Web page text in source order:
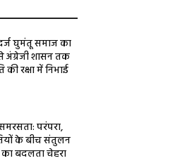
घुमंतू समाज का
शासन तक
रक्षा में निभाई
परंपरा,
के बीच संतुलन
बदलता चेहरा